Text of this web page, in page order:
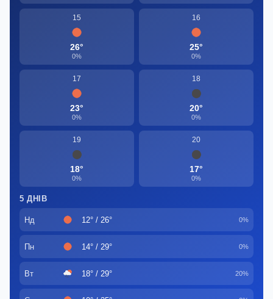
15
26°
0%
16
25°
0%
17
23°
0%
18
20°
0%
19
18°
0%
20
17°
0%
5 ДНІВ
Нд 12° / 26° 0%
Пн 14° / 29° 0%
Вт 18° / 29° 20%